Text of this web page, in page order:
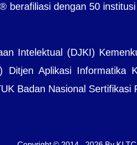
berafiliasi dengan 50 institusi
Intelektual (DJKI)
Ditjen Aplikasi Informatika
Badan Nasional Sertifikasi